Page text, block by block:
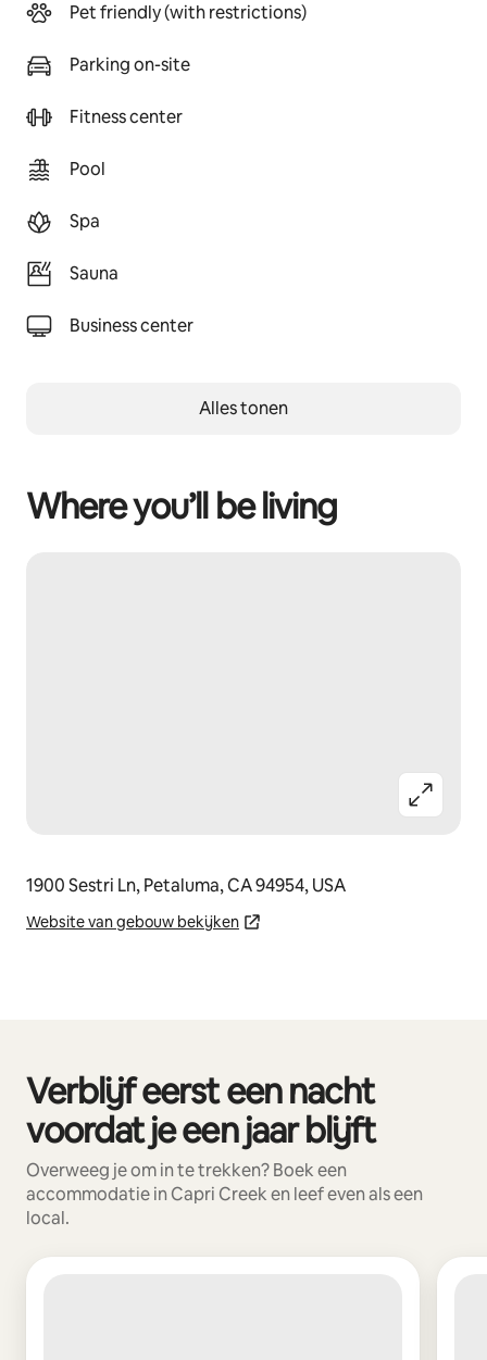
Pet friendly (with restrictions)
Parking on-site
Fitness center
Pool
Spa
Sauna
Business center
Alles tonen
Where you’ll be living
1900 Sestri Ln, Petaluma, CA 94954, USA
Website van gebouw bekijken
Verblijf eerst een nacht
voordat je een jaar blijft
Overweeg je om in te trekken? Boek een
accommodatie in Capri Creek en leef even als een
local.
0 van 0 items weergegeven